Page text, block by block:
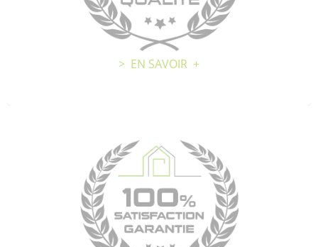
> EN SAVOIR +
Travail soigné
Conseils d’entretiens
100'/, SATISFACTION GARANTIE :
Conseils personnalisés
Accompagnement